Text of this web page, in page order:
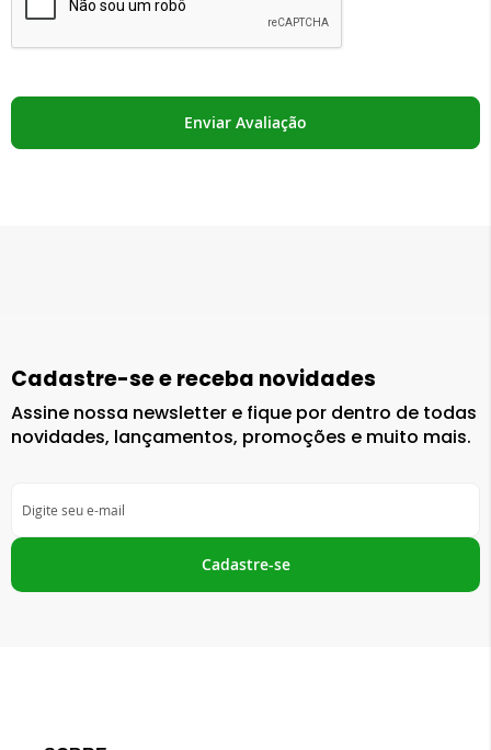
Enviar Avaliação
Cadastre-se e receba novidades
Assine nossa newsletter e fique por dentro de todas
novidades, lançamentos, promoções e muito mais.
se
na
Newsletter:
Cadastre-se